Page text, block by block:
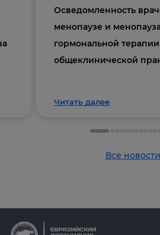
Осведомленность
менопаузе и
гормональной
общеклинической
Читать далее
Все новости